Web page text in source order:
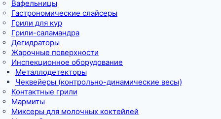
Вафельницы
Гастрономические слайсеры
Грили для кур
Грили-саламандра
Дегидраторы
Жарочные поверхности
Инспекционное оборудование
Металлодетекторы
Чеквейеры (контрольно-динамические весы)
Контактные грили
Мармиты
Миксеры для молочных коктейлей